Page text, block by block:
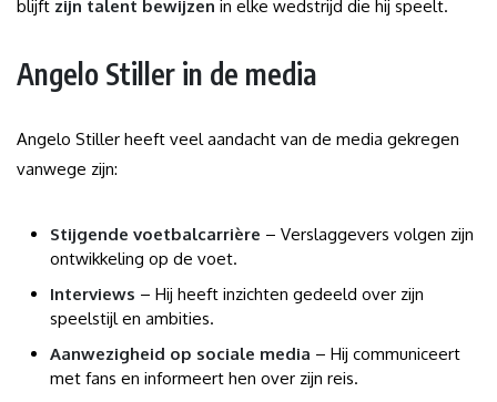
blijft zijn talent bewijzen in elke wedstrijd die hij speelt.
Angelo Stiller in de media
Angelo Stiller heeft veel aandacht van de media gekregen
vanwege zijn:
Stijgende voetbalcarrière – Verslaggevers volgen zijn
ontwikkeling op de voet.
Interviews – Hij heeft inzichten gedeeld over zijn
speelstijl en ambities.
Aanwezigheid op sociale media – Hij communiceert
met fans en informeert hen over zijn reis.